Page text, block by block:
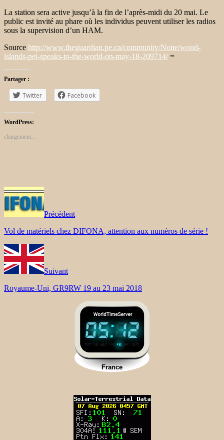
La station sera active jusqu’à la fin de l’après-midi du 20 mai. Le
public est invité au phare où les individus peuvent utiliser les radios
sous la supervision d’un HAM.
Source http://www.theguardian.pe.ca/community/None/wood-
islands-pei-speaks-to-the-world-on-may-18-209714/ =
Partager :
Twitter Facebook
WordPress:
chargement…
Précédent
Vol de matériels chez DIFONA, attention aux numéros de série !
Suivant
Royaume-Uni, GR9RW 19 au 23 mai 2018